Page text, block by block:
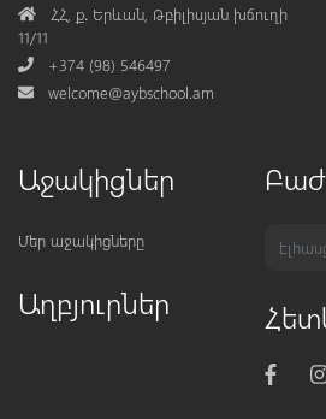
AddressՀՀ, ք․ Երևան, Թբիլիսյան խճուղի
11/11
Phone+374 (98) 546497
Mail
welcome@aybschool.am
Աջակիցներ
Մեր աջակիցները
Աղբյուրներ